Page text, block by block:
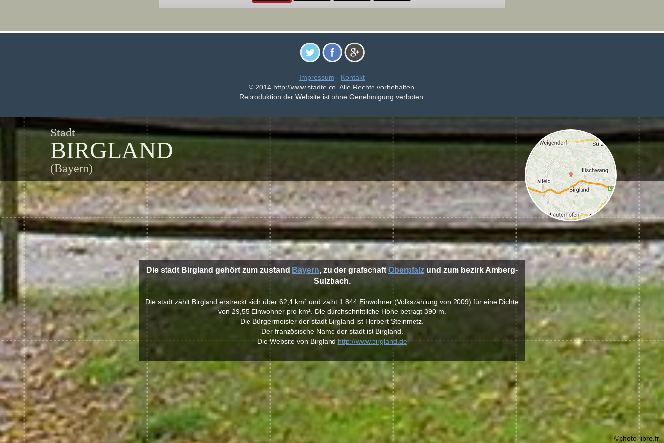
Impressum - Kontakt
© 2014 http://www.stadte.co. Alle Rechte vorbehalten.
Reproduktion der Website ist ohne Genehmigung verboten.
Stadt
BIRGLAND
(Bayern)
Die stadt Birgland gehört zum zustand Bayern, zu der grafschaft Oberpfalz und zum bezirk Amberg-
Sulzbach.
Die stadt zählt Birgland erstreckt sich über 62,4 km² und zälht 1.844 Einwohner (Volkszählung von 2009) für eine Dichte
von 29,55 Einwohner pro km². Die durchschnittliche Höhe beträgt 390 m.
Die Bürgermeister der stadt Birgland ist Herbert Steinmetz.
Der französische Name der stadt ist Birgland.
Die Website von Birglandhttp://www.birgland.de
©photo-libre.fr